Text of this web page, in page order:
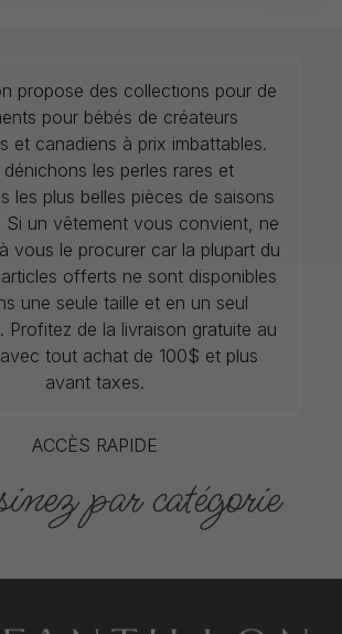
propose des collections pour de
pour bébés de créateurs
et canadiens à prix imbattables.
dénichons les perles rares et
les plus belles pièces de saisons
Si un vêtement vous convient, ne
vous le procurer car la plupart du
offerts ne sont disponibles
une seule taille et en un seul
Profitez de la livraison gratuite au
tout achat de 100$ et plus
avant taxes.
ACCÈS RAPIDE
par catégorie